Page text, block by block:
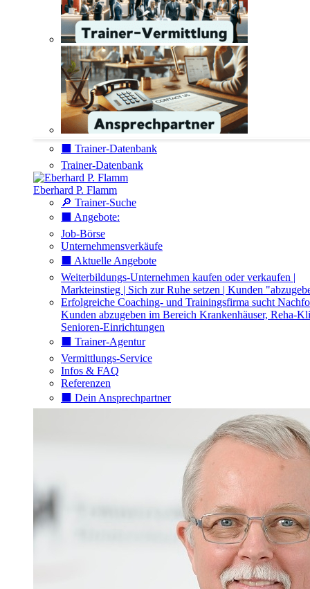
⬛️ Trainer-Datenbank
Trainer-Datenbank
Eberhard P. Flamm
🔎 Trainer-Suche
⬛️ Angebote:
Job-Börse
Unternehmensverkäufe
⬛️ Aktuelle Angebote
Weiterbildungs-Unternehmen kaufen oder verkaufen |
Markteinstieg | Sich zur Ruhe setzen | Kunden
Erfolgreiche Coaching- und Trainingsfirma sucht
Kunden abzugeben im Bereich Krankenhäuser, Reha-
Senioren-Einrichtungen
⬛️ Trainer-Agentur
Vermittlungs-Service
Infos & FAQ
Referenzen
⬛️ Dein Ansprechpartner